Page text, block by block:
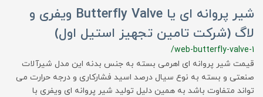
شیر پروانه ای یا Butterfly Valve ویفری و
لاگ (شرکت تامین تجهیز استیل اول)
/web-butterfly-valve-1
قیمت شیر پروانه ای اهرمی بسته به جنس بدنه این مدل شیرآلات
صنعتی و بسته به نوع سیال درصد اسید فشارکاری و درجه حرارت می
تواند متفاوت باشد به همین دلیل تولید شیر پروانه ای ویفری با